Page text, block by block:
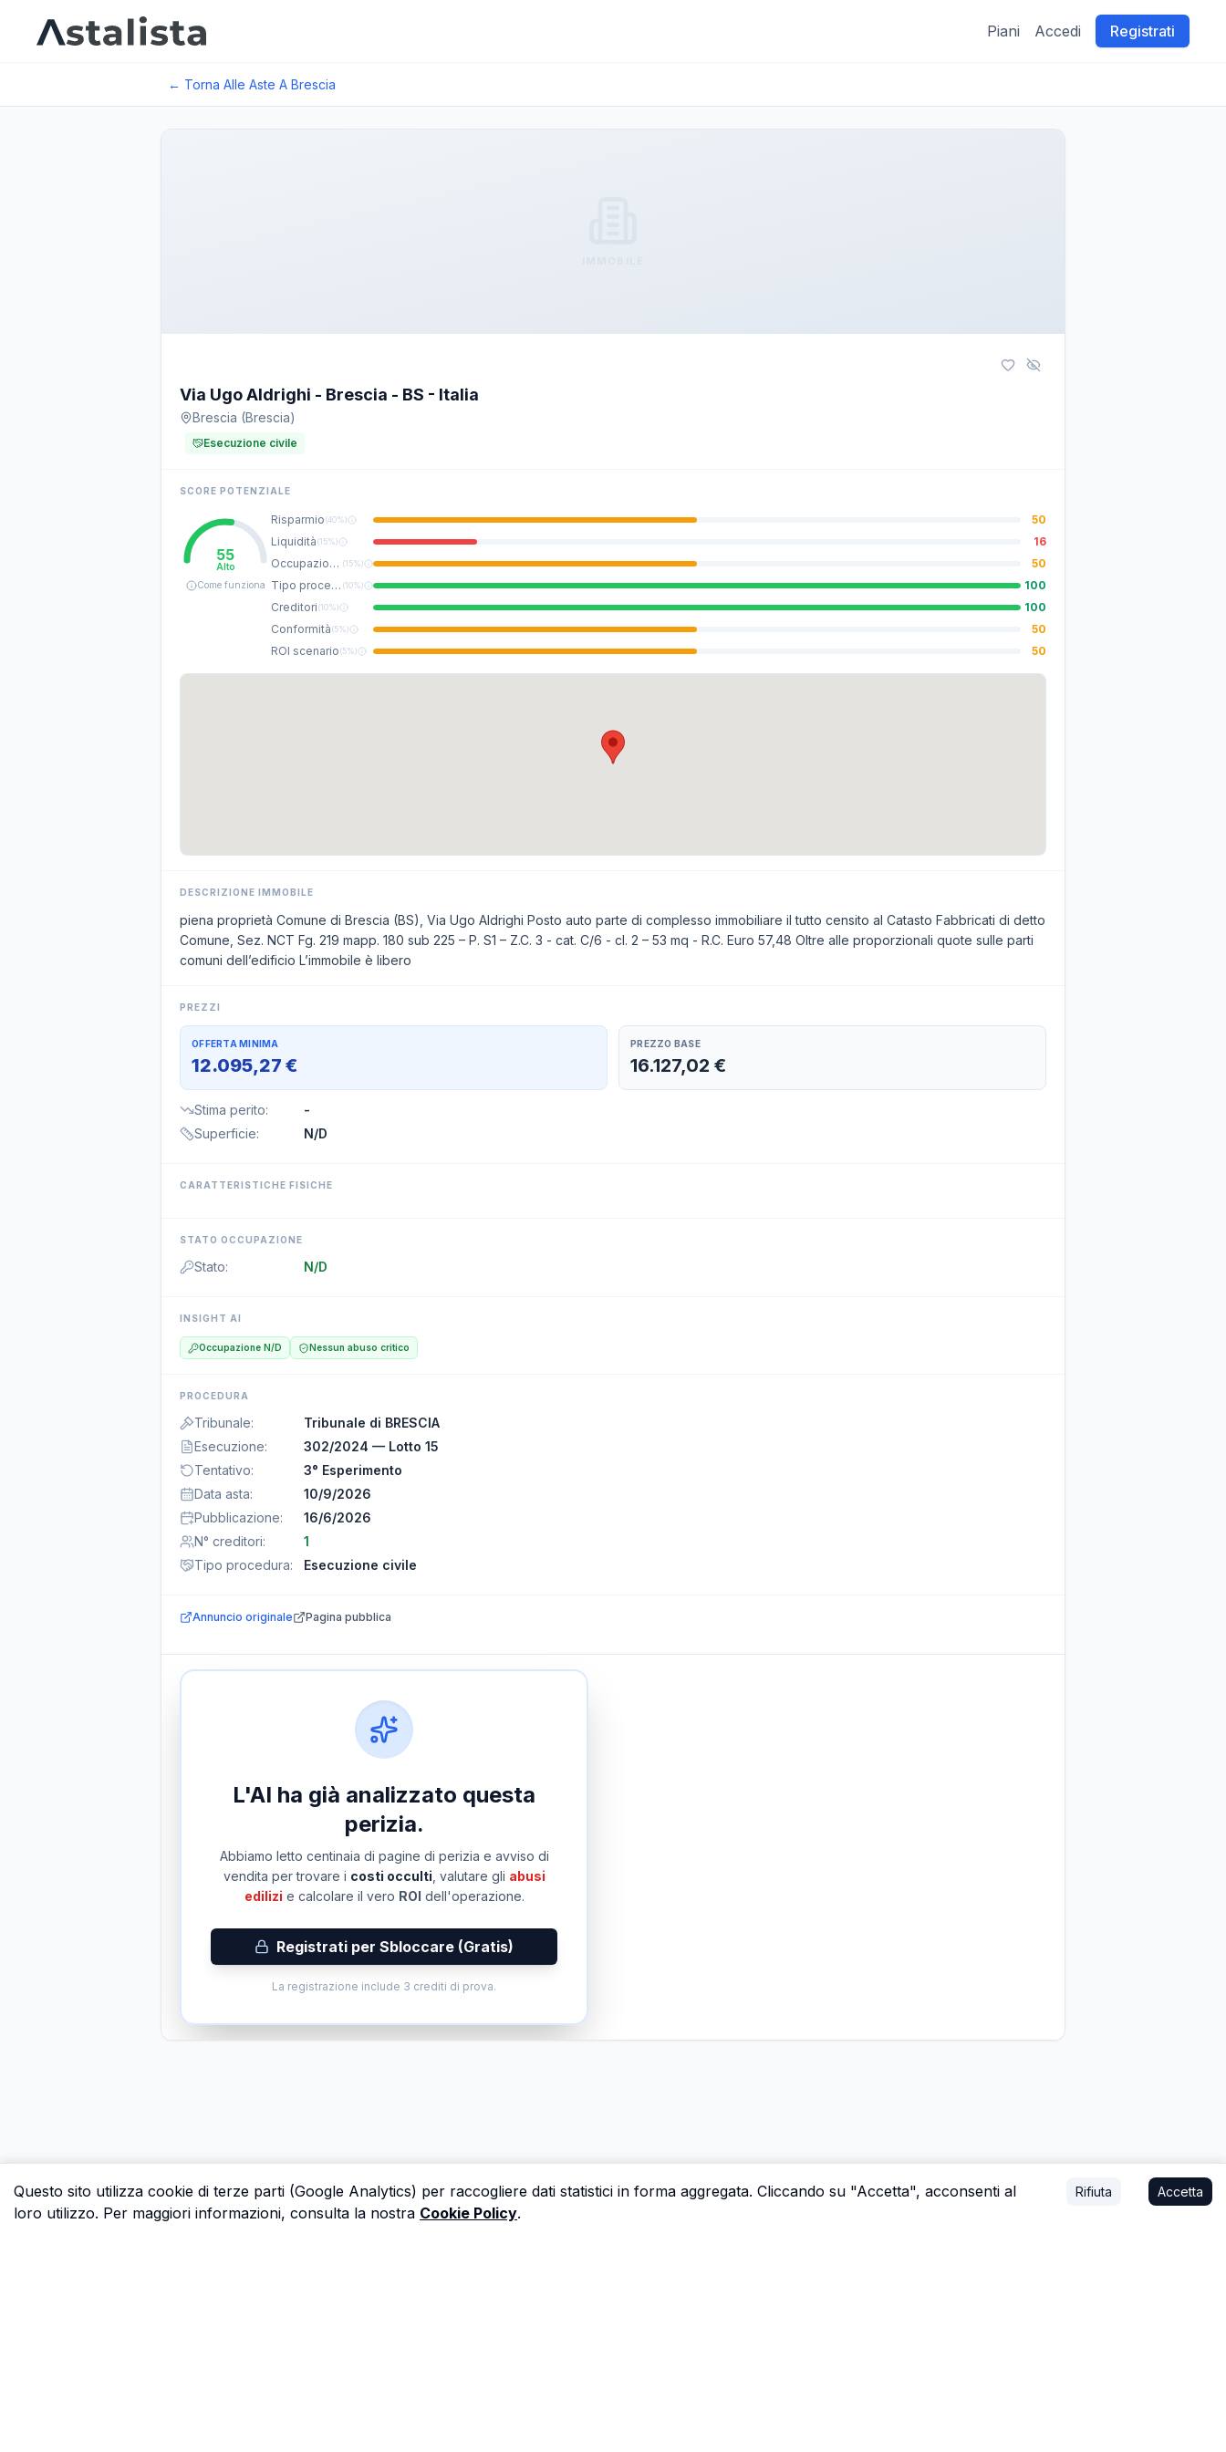
Piani Accedi Registrati
← Torna Alle Aste A Brescia
Via Ugo Aldrighi - Brescia - BS - Italia
Brescia (Brescia)
Esecuzione civile
SCORE POTENZIALE
55
Alto
Come funziona
Risparmio(40%)
50
Liquidità(15%)
16
Occupazione (15%)
50
Tipo procedura (10%)
100
Creditori(10%)
100
Conformità(5%)
50
ROI scenario(5%) 50
DESCRIZIONE IMMOBILE
piena proprietà Comune di Brescia (BS), Via Ugo Aldrighi Posto auto parte di complesso immobiliare il tutto censito al Catasto Fabbricati di detto
Comune, Sez. NCT Fg. 219 mapp. 180 sub 225 – P. S1 – Z.C. 3 - cat. C/6 - cl. 2 – 53 mq - R.C. Euro 57,48 Oltre alle proporzionali quote sulle parti
comuni dell’edificio L’immobile è libero
PREZZI
OFFERTA MINIMA
12.095,27 €
PREZZO BASE
16.127,02 €
Stima perito:
-
Superficie: N/D
CARATTERISTICHE FISICHE
STATO OCCUPAZIONE
Stato: N/D
INSIGHT AI
Occupazione N/D Nessun abuso critico
PROCEDURA
Tribunale:
Tribunale di BRESCIA
Esecuzione:
302/2024 — Lotto 15
Tentativo:
3° Esperimento
Data asta:
10/9/2026
Pubblicazione:
16/6/2026
N° creditori:
1
Tipo procedura: Esecuzione civile
Annuncio originale Pagina pubblica
L'AI ha già analizzato questa
perizia.
Abbiamo letto centinaia di pagine di perizia e avviso di
vendita per trovare i costi occulti , valutare gli abusi
edilizi e calcolare il vero ROI dell'operazione.
Registrati per Sbloccare (Gratis)
La registrazione include 3 crediti di prova.
Questo sito utilizza cookie di terze parti (Google Analytics) per raccogliere dati statistici in forma aggregata. Cliccando su "Accetta", acconsenti al
loro utilizzo. Per maggiori informazioni, consulta la nostra Cookie Policy.
Rifiuta Accetta